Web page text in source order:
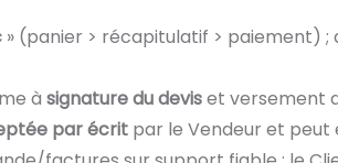
» (panier > récapitulatif > paiement)
à signature du deviset versement
par écrit par le Vendeur et